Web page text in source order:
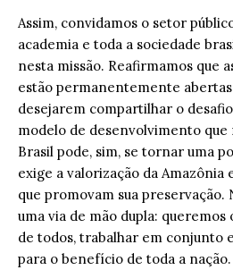
Assim, convidamos o setor
academia e toda a sociedade
nesta missão. Reafirmamos que
estão permanentemente abertas
desejarem compartilhar o
modelo de desenvolvimento
Brasil pode, sim, se tornar uma
exige a valorização da Amazônia
que promovam sua preservação.
uma via de mão dupla:
de todos, trabalhar em conjunto
para o benefício de toda a nação.